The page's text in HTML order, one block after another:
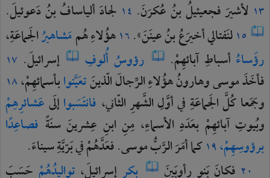
١٣ لأشيرَفجعيئيلُبنُعُكرَنَ. ١٤ لجادَألياسافُبنُدَعوئيلَ.
١٥لنَفتاليأخيرَعُبنُعينَنَ».١٦هؤُلاءِهُممَشاهيرُالجَماعَةِ،
رؤَساءُ أسباطِآبائهِمْ. رؤوسُ أُلوفِ إسرائيلَ. ١٧
فأخَذَموسىوهارونُهؤُلاءِالرِّجالَالّذينَتعَيَّنوابأسمائهِمْ،١٨
وجَمَعاكُلَّالجَماعَةِفيأوَّلِالشَّهرِالثّاني، فانتَسَبواإلَىعَشائرِهِمْ
وبُيوتِآبائهِمْ بعَدَدِالأسماءِ، مِنِابنِ عِشرينَسنَةً فصاعِدًا
برؤوسِهِمْ،١٩كماأمَرَالرَّبُّموسى.فعَدَّهُمْفيبَرّيَّةِسيناءَ.
٢٠ فكانَبَنورأوبَينَ بكرِإسرائيلَ، تواليدُهُمْ حَسَبَ